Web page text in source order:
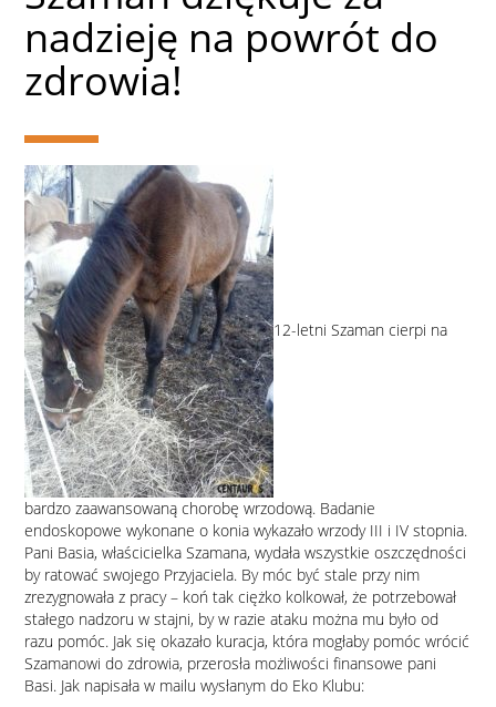
nadzieję na powrót do
zdrowia!
12-letni Szaman cierpi na
bardzo zaawansowaną chorobę wrzodową. Badanie
endoskopowe wykonane o konia wykazało wrzody III i IV stopnia.
Pani Basia, właścicielka Szamana, wydała wszystkie oszczędności
by ratować swojego Przyjaciela. By móc być stale przy nim
zrezygnowała z pracy – koń tak ciężko kolkował, że potrzebował
stałego nadzoru w stajni, by w razie ataku można mu było od
razu pomóc. Jak się okazało kuracja, która mogłaby pomóc wrócić
Szamanowi do zdrowia, przerosła możliwości finansowe pani
Basi. Jak napisała w mailu wysłanym do Eko Klubu: